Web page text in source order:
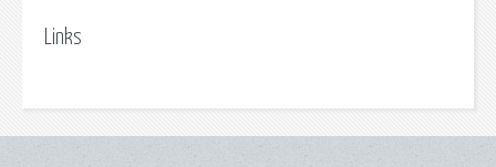
Links